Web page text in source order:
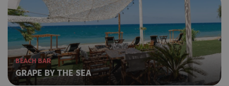
BEACH BAR
GRAPE BY THE SEA